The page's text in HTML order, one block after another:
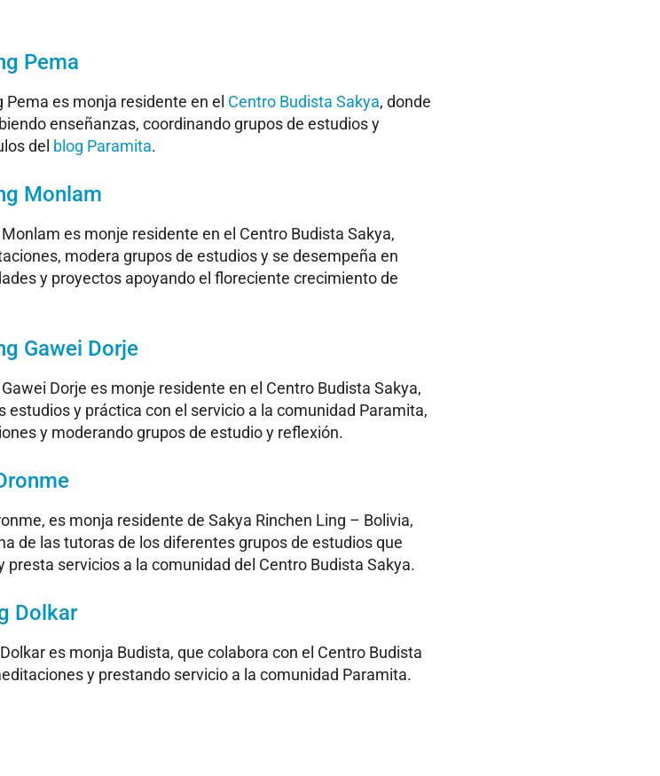
Pema
Pema es monja residente en el Centro Budista Sakya, donde
enseñanzas, coordinando grupos de estudios y
del blog Paramita.
Monlam
es monje residente en el Centro Budista Sakya,
modera grupos de estudios y se desempeña en
y proyectos apoyando el floreciente crecimiento de
Gawei Dorje
Dorje es monje residente en el Centro Budista Sakya,
estudios y práctica con el servicio a la comunidad Paramita,
y moderando grupos de estudio y reflexión.
es monja residente de Sakya Rinchen Ling – Bolivia,
de las tutoras de los diferentes grupos de estudios que
presta servicios a la comunidad del Centro Budista Sakya.
Dolkar
es monja Budista, que colabora con el Centro Budista
y prestando servicio a la comunidad Paramita.